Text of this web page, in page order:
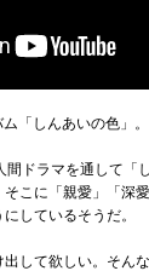
「しんあいの色」。
ドラマを通して「
こに「親愛」「深
しているそうだ。
して欲しい。そん